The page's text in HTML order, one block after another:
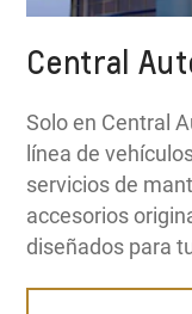
Central
Solo en Central
línea de
servicios de
accesorios
diseñados para